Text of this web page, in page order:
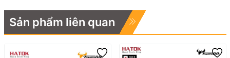
Sản phẩm liên quan